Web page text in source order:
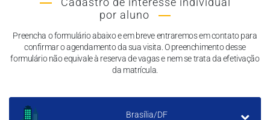
por aluno
Preencha o formulário abaixo e em breve entraremos em contato para
confirmar o agendamento da sua visita. O preenchimento desse
formulário não equivale à reserva de vagas e nem se trata da efetivação
da matrícula.
Brasília/DF